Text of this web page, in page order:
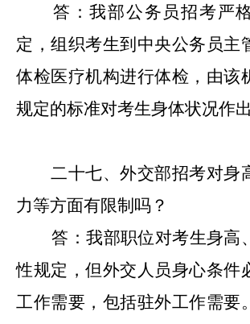
答：我部公务员招考严
定，组织考生到中央公务员主
体检医疗机构进行体检，由该
规定的标准对考生身体状况作出
二十七、外交部招考对身
力等方面有限制吗？
答：我部职位对考生身高
性规定，但外交人员身心条件
工作需要，包括驻外工作需要